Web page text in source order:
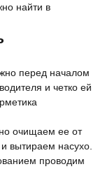
найти в
перед началом
и четко ей
очищаем ее от
вытираем насухо.
проводим